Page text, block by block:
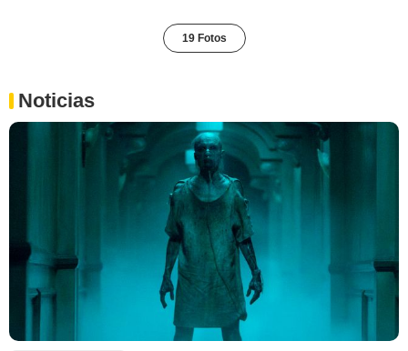
19 Fotos
Noticias